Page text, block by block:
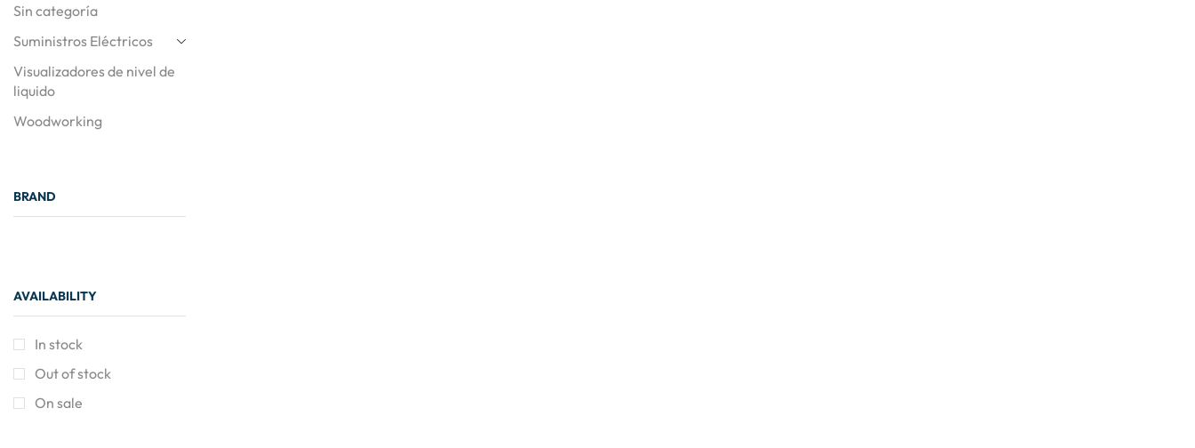
Sin categoría
Suministros Eléctricos
Visualizadores de nivel de
liquido
Woodworking
BRAND
AVAILABILITY
In stock
Out of stock
On sale